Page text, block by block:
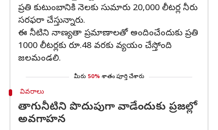
ప్రతి కుటుంబానికి నెలకు సుమారు 20,000 లీటర్ల నీరు
సరఫరా చేస్తున్నారు.
ఈ నీటిని నాణ్యతా ప్రమాణాలతో అందించేందుకు ప్రతి
1000 లీటర్లకు రూ.48 వరకు వ్యయం చేస్తోంది
జలమండలి.
మీరు 50% శాతం పూర్తి చేశారు
వివరాలు
తాగునీటిని పొదుపుగా వాడేందుకు ప్రజల్లో
అవగాహన